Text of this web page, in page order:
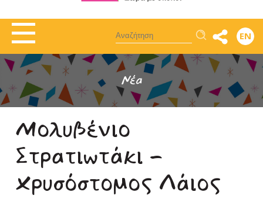
Αναζήτηση EN
Νέα
Μολυβένιο
Στρατιωτάκι -
Χρυσόστομος Λάιος